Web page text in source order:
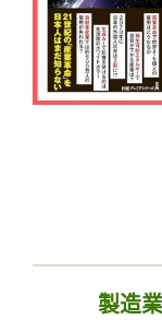
製造業